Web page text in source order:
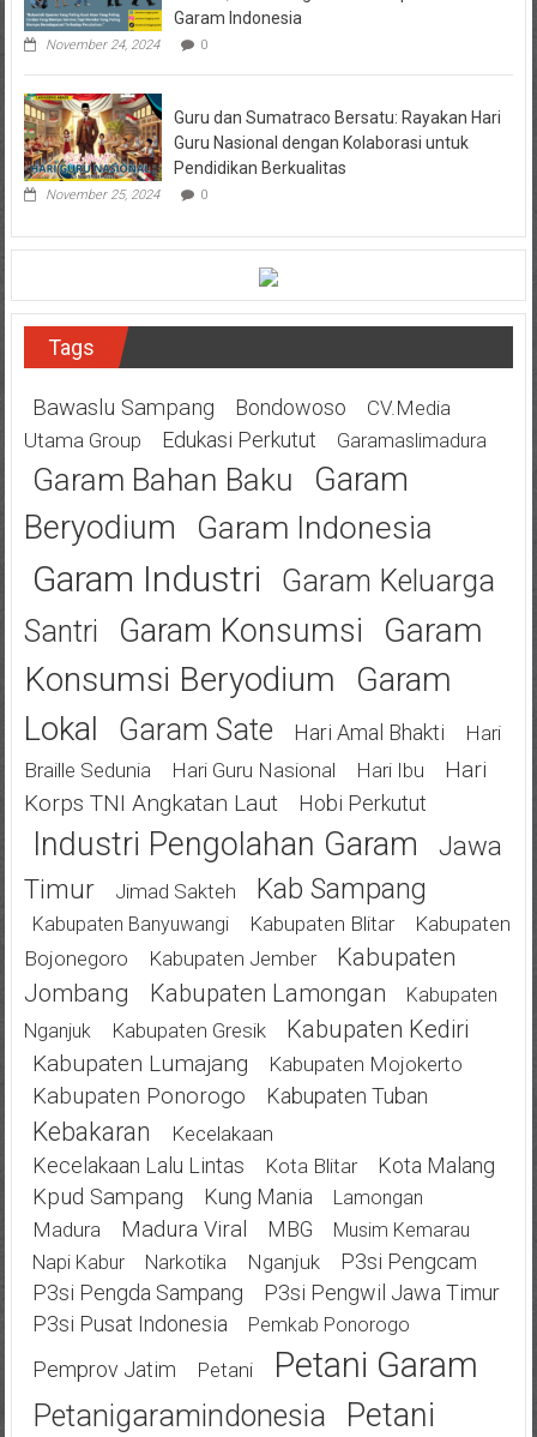
Garam Indonesia
November 24, 2024 0
Guru dan Sumatraco Bersatu: Rayakan Hari
Guru Nasional dengan Kolaborasi untuk
Pendidikan Berkualitas
November 25, 2024 0
Tags
Bawaslu Sampang Bondowoso
CV.Media
Utama Group
Edukasi Perkutut Garamaslimadura
Garam Bahan Baku
Garam
Beryodium
Garam Indonesia
Garam Industri
Garam Keluarga
Santri
Garam Konsumsi
Garam
Konsumsi Beryodium
Garam
Lokal
Garam Sate Hari Amal Bhakti
Hari
Braille Sedunia
Hari Guru Nasional Hari Ibu
Hari
Korps TNI Angkatan Laut
Hobi Perkutut
Industri Pengolahan Garam
Jawa
Timur
Jimad Sakteh Kab Sampang
Kabupaten Banyuwangi Kabupaten Blitar
Kabupaten
Bojonegoro
Kabupaten Jember
Kabupaten
Jombang
Kabupaten Lamongan
Kabupaten
Nganjuk
Kabupaten Gresik Kabupaten Kediri
Kabupaten Lumajang Kabupaten Mojokerto
Kabupaten Ponorogo Kabupaten Tuban
Kebakaran Kecelakaan
Kecelakaan Lalu Lintas Kota Blitar Kota Malang
Kpud Sampang Kung Mania Lamongan
Madura Madura Viral MBG
Musim Kemarau
Napi Kabur
Narkotika Nganjuk
P3si Pengcam
P3si Pengda Sampang
P3si Pengwil Jawa Timur
P3si Pusat Indonesia
Pemkab Ponorogo
Pemprov Jatim Petani Petani Garam
Petanigaramindonesia
Petani